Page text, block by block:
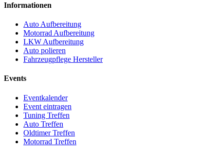
Informationen
Auto Aufbereitung
Motorrad Aufbereitung
LKW Aufbereitung
Auto polieren
Fahrzeugpflege Hersteller
Events
Eventkalender
Event eintragen
Tuning Treffen
Auto Treffen
Oldtimer Treffen
Motorrad Treffen